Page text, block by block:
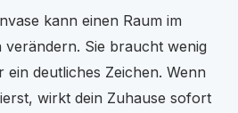
kann einen Raum im
verändern. Sie braucht wenig
deutliches Zeichen. Wenn
wirkt dein Zuhause sofort